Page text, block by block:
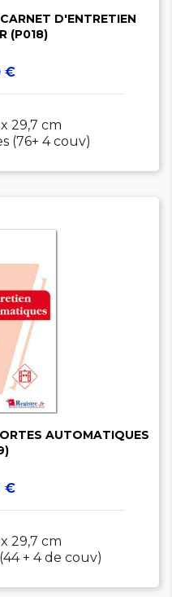
D'ENTRETIEN
(P018)
€
x 29,7 cm
(76+ 4 couv)
AUTOMATIQUES
€
x 29,7 cm
+ 4 de couv)